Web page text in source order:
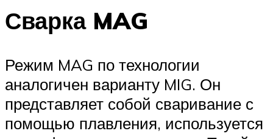
Сварка MAG
Режим MAG по технологии
аналогичен варианту MIG. Он
представляет собой сваривание с
помощью плавления, используется